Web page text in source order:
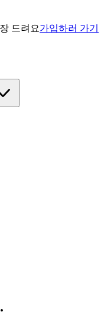
드려요가입하러 가기